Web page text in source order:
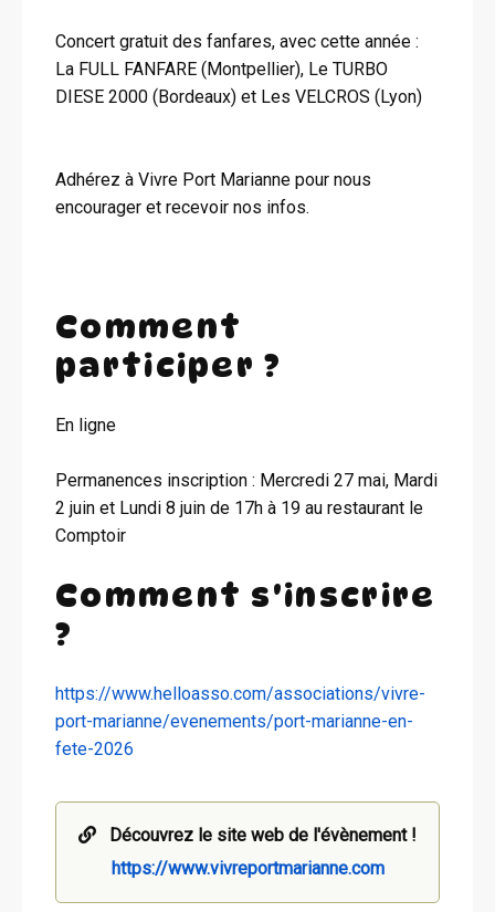
Concert gratuit des fanfares, avec cette année :
La FULL FANFARE (Montpellier), Le TURBO
DIESE 2000 (Bordeaux) et Les VELCROS (Lyon)
Adhérez à Vivre Port Marianne pour nous
encourager et recevoir nos infos.
Comment
participer ?
En ligne
Permanences inscription : Mercredi 27 mai, Mardi
2 juin et Lundi 8 juin de 17h à 19 au restaurant le
Comptoir
Comment s'inscrire
?
https://www.helloasso.com/associations/vivre-
port-marianne/evenements/port-marianne-en-
fete-2026
Découvrez le site web de l'évènement !
https://www.vivreportmarianne.com